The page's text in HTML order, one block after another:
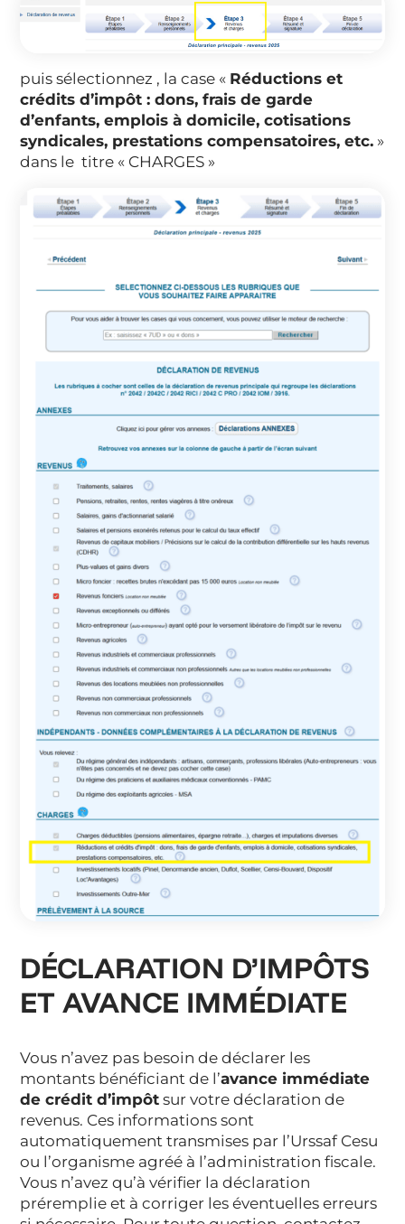
puis sélectionnez , la case « Réductions et
crédits d’impôt : dons, frais de garde
d’enfants, emplois à domicile, cotisations
syndicales, prestations compensatoires, etc. »
dans le titre « CHARGES »
DÉCLARATION D’IMPÔTS
ET AVANCE IMMÉDIATE
Vous n’avez pas besoin de déclarer les
montants bénéficiant de l’avance immédiate
de crédit d’impôt sur votre déclaration de
revenus. Ces informations sont
automatiquement transmises par l’Urssaf Cesu
ou l’organisme agréé à l’administration fiscale.
Vous n’avez qu’à vérifier la déclaration
préremplie et à corriger les éventuelles erreurs